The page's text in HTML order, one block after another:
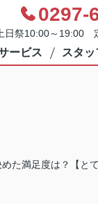
0297-
日祭10:00～19:00
ービス スタ
た満足度は？【と